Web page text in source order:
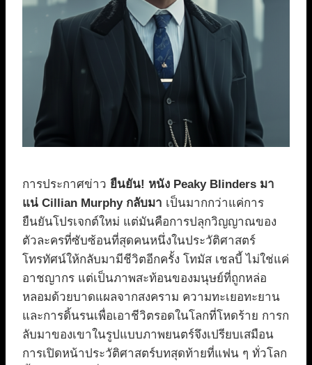
การประกาศข่าว ยืนยัน! หนัง Peaky Blinders มา
แน่ Cillian Murphy กลับมา เป็นมากกว่าแค่การ
ยืนยันโปรเจกต์ใหม่ แต่มันคือการปลุกวิญญาณของ
ตัวละครที่ซับซ้อนที่สุดคนหนึ่งในประวัติศาสตร์
โทรทัศน์ให้กลับมามีชีวิตอีกครั้ง โทมัส เชลบี้ ไม่ใช่แค่
อาชญากร แต่เป็นภาพสะท้อนของมนุษย์ที่ถูกหล่อ
หลอมด้วยบาดแผลจากสงคราม ความทะเยอทะยาน
และการดิ้นรนเพื่อเอาชีวิตรอดในโลกที่โหดร้าย การก
ลับมาของเขาในรูปแบบภาพยนตร์จึงเปรียบเสมือน
การเปิดหน้าประวัติศาสตร์บทสุดท้ายที่แฟน ๆ ทั่วโลก